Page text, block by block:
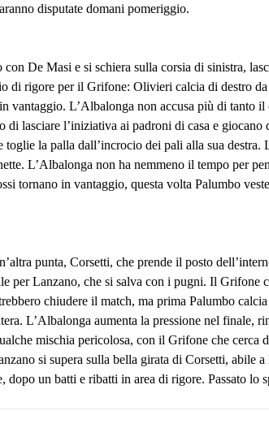
disputate domani pomeriggio.
De Masi e si schiera sulla corsia di sinistra,
rigore per il Grifone: Olivieri calcia di destro
L’Albalonga non accusa più di tanto
lasciare l’iniziativa ai padroni di casa e giocano
la palla dall’incrocio dei pali alla sua
L’Albalonga non ha nemmeno il tempo per
tornano in vantaggio, questa volta Palumbo
punta, Corsetti, che prende il posto
per Lanzano, che si salva con i pugni. Il
chiudere il match, ma prima Palumbo
L’Albalonga aumenta la pressione nel finale,
mischia pericolosa, con il Grifone che
si supera sulla bella girata di Corsetti,
un batti e ribatti in area di rigore. Passato